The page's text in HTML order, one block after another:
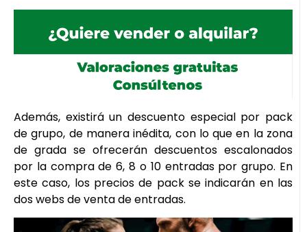
Además, existirá un descuento especial por pack
de grupo, de manera inédita, con lo que en la zona
de grada se ofrecerán descuentos escalonados
por la compra de 6, 8 o 10 entradas por grupo. En
este caso, los precios de pack se indicarán en las
dos webs de venta de entradas.